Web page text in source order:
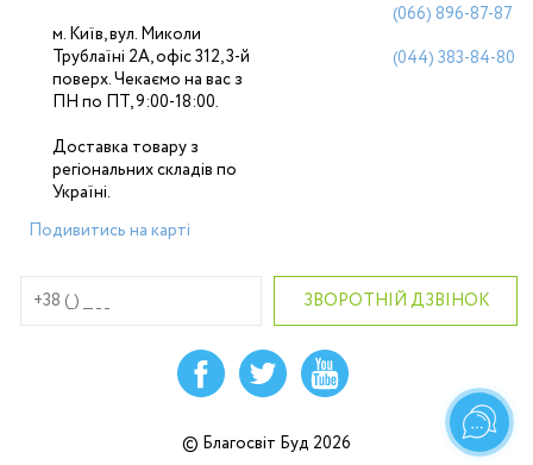
м. Київ, вул. Миколи
Трублаїні 2А, офіс 312, 3-й
поверх. Чекаємо на вас з
ПН по ПТ, 9:00-18:00.
Доставка товару з
регіональних складів по
Україні.
Подивитись на карті
(066) 896-87-87
(044) 383-84-80
© Благосвіт Буд 2026